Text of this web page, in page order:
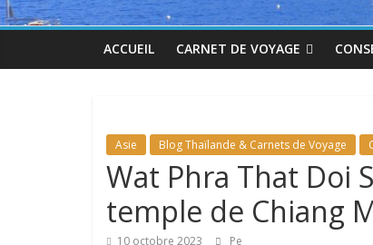
ACCUEIL CARNET DE VOYAGE
Asie Blog Thaïlande & Carnets de Voyage
Wat Phra That Doi
temple de Chiang
10 octobre 2023 Pe